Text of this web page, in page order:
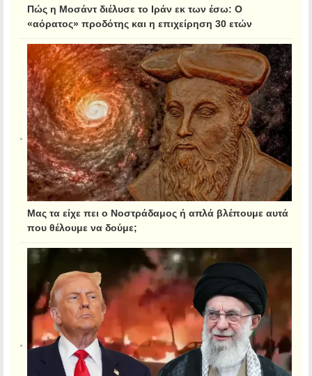
Πώς η Μοσάντ διέλυσε το Ιράν εκ των έσω: Ο
«αόρατος» προδότης και η επιχείρηση 30 ετών
Μας τα είχε πει ο Νοστράδαμος ή απλά βλέπουμε αυτά
που θέλουμε να δούμε;